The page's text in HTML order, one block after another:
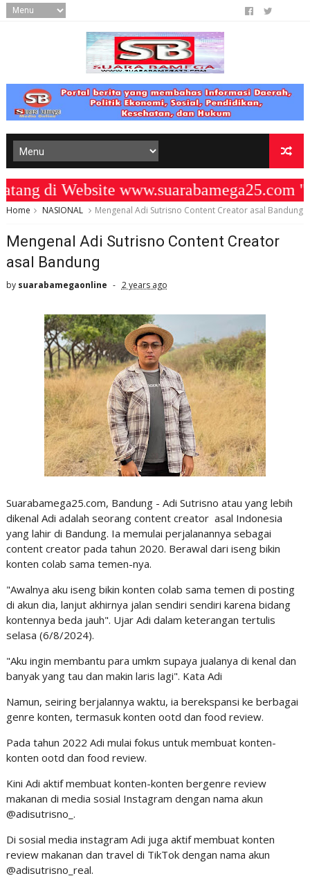
di Website www.suarabamega25.com "
Home NASIONAL Mengenal Adi Sutrisno Content Creator asal Bandung
Mengenal Adi Sutrisno Content Creator
asal Bandung
by suarabamegaonline 2 years ago
Suarabamega25.com, Bandung - Adi Sutrisno atau yang lebih
dikenal Adi adalah seorang content creator asal Indonesia
yang lahir di Bandung. Ia memulai perjalanannya sebagai
content creator pada tahun 2020. Berawal dari iseng bikin
konten colab sama temen-nya.
"Awalnya aku iseng bikin konten colab sama temen di posting
di akun dia, lanjut akhirnya jalan sendiri sendiri karena bidang
kontennya beda jauh". Ujar Adi dalam keterangan tertulis
selasa (6/8/2024).
"Aku ingin membantu para umkm supaya jualanya di kenal dan
banyak yang tau dan makin laris lagi". Kata Adi
Namun, seiring berjalannya waktu, ia berekspansi ke berbagai
genre konten, termasuk konten ootd dan food review.
Pada tahun 2022 Adi mulai fokus untuk membuat konten-
konten ootd dan food review.
Kini Adi aktif membuat konten-konten bergenre review
makanan di media sosial Instagram dengan nama akun
@adisutrisno_.
Di sosial media instagram Adi juga aktif membuat konten
review makanan dan travel di TikTok dengan nama akun
@adisutrisno_real.